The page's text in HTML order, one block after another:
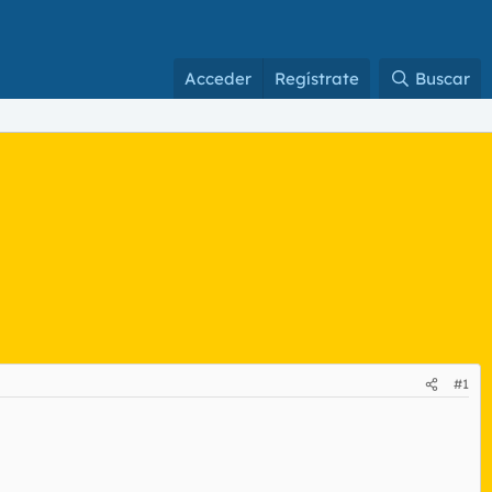
Acceder Regístrate Buscar
#1